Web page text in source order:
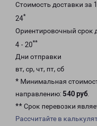
Стоимость доставки за
24*
Ориентировочный срок
4 - 20**
Дни отправки
вт, ср, чт, пт, сб
* Минимальная
направлению: 540 руб.
** Срок перевозки
Рассчитайте в